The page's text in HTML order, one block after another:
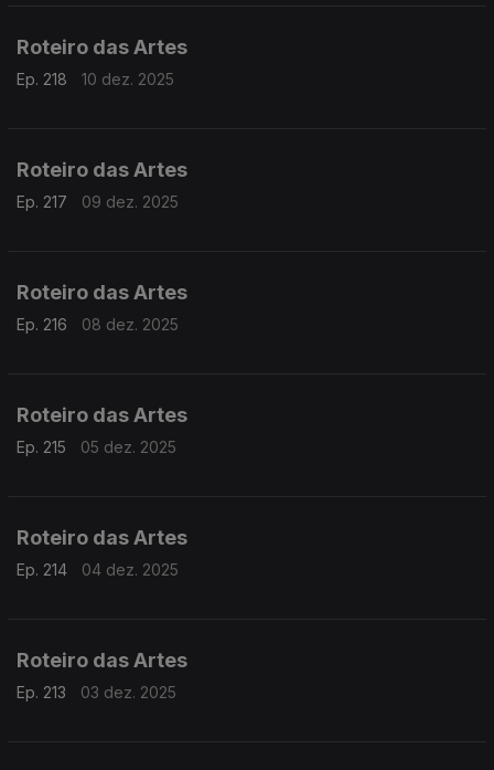
Roteiro das Artes
Ep. 218 10 dez. 2025
Roteiro das Artes
Ep. 217 09 dez. 2025
Roteiro das Artes
Ep. 216 08 dez. 2025
Roteiro das Artes
Ep. 215 05 dez. 2025
Roteiro das Artes
Ep. 214 04 dez. 2025
Roteiro das Artes
Ep. 213 03 dez. 2025